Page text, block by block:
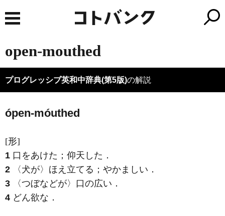
open-mouthed
プログレッシブ英和中辞典(第5版)の解説
ópen-móuthed
[形]
1 口をあけた；仰天した ．
2 〈犬が〉ほえ立てる；やかましい ．
3 〈つぼなどが〉口の広い ．
4 どん欲な ．